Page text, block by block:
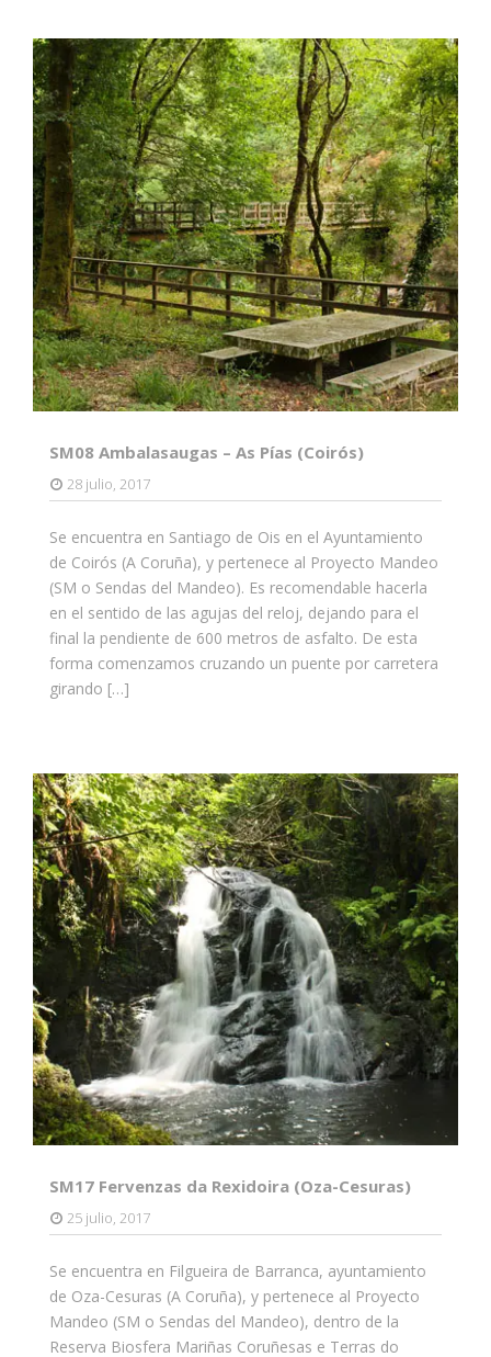
SM08 Ambalasaugas – As Pías (Coirós)
28 julio, 2017
Se encuentra en Santiago de Ois en el Ayuntamiento
de Coirós (A Coruña), y pertenece al Proyecto Mandeo
(SM o Sendas del Mandeo). Es recomendable hacerla
en el sentido de las agujas del reloj, dejando para el
final la pendiente de 600 metros de asfalto. De esta
forma comenzamos cruzando un puente por carretera
girando […]
SM17 Fervenzas da Rexidoira (Oza-Cesuras)
25 julio, 2017
Se encuentra en Filgueira de Barranca, ayuntamiento
de Oza-Cesuras (A Coruña), y pertenece al Proyecto
Mandeo (SM o Sendas del Mandeo), dentro de la
Reserva Biosfera Mariñas Coruñesas e Terras do